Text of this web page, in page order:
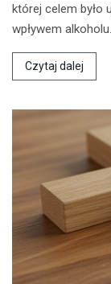
której celem było
wpływem
Czytaj dalej